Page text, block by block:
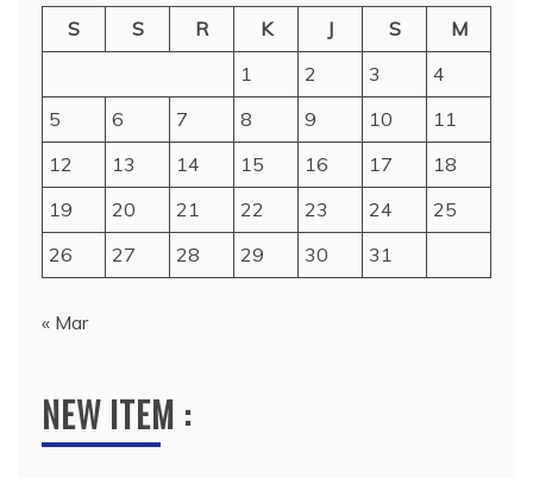
S
S R K J S
M
1
2 3
4
5
6 7 8 9 10
11
12
13 14 15 16 17
18
19
20 21 22 23 24
25
26
27 28 29 30 31
« Mar
NEW ITEM :